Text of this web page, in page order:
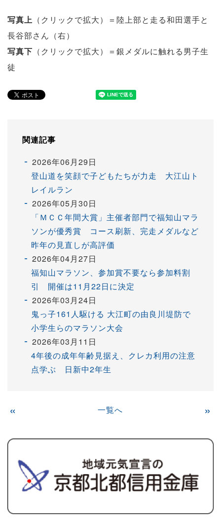
写真上 （クリックで拡大）＝陸上部と走る和田選手と
長谷部さん（右）
写真下 （クリックで拡大）＝銀メダルに触れる男子生
徒
関連記事
2026年06月29日
登山道を笑顔で子どもたちが力走 大江山ト
レイルラン
2026年05月30日
「ＭＣＣ年間大賞」主催者部門で福知山マラ
ソンが優秀賞 コース刷新、完走メダルなど
昨年の見直しが高評価
2026年04月27日
福知山マラソン、参加賞不要なら参加料割
引 開催は11月22日に決定
2026年03月24日
鬼っ子161人駆ける 大江町の由良川堤防で
小学生らのマラソン大会
2026年03月11日
4年後の成年年齢見据え、クレカ利用の注意
点学ぶ 日新中2年生
« 一覧へ